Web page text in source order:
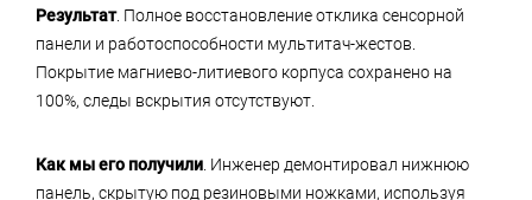
Результат. Полное восстановление отклика сенсорной
панели и работоспособности мультитач-жестов.
Покрытие магниево-литиевого корпуса сохранено на
100%, следы вскрытия отсутствуют.
Как мы его получили . Инженер демонтировал нижнюю
панель, скрытую под резиновыми ножками, используя